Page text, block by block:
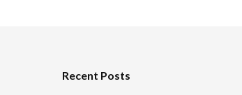
Recent Posts